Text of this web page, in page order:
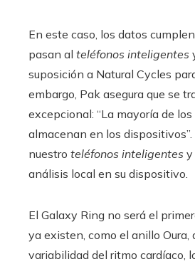
En este caso, los datos
pasan al teléfonos inteligentes
suposición a Natural Cycles
embargo, Pak asegura que se
excepcional: “La mayoría de
almacenan en los
nuestro teléfonos inteligentes y
análisis local en su dispositivo.
El Galaxy Ring no será el
ya existen, como el anillo Oura,
variabilidad del ritmo cardíaco,